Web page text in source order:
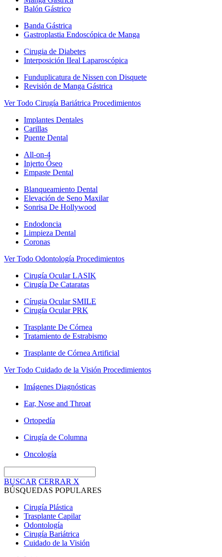
Balón Gástrico
Banda Gástrica
Gastroplastia Endoscópica de Manga
Cirugia de Diabetes
Interposición IIeal Laparoscópica
Funduplicatura de Nissen con Disquete
Revisión de Manga Gástrica
Ver Todo Cirugía Bariátrica Procedimientos
Implantes Dentales
Carillas
Puente Dental
All-on-4
Injerto Óseo
Empaste Dental
Blanqueamiento Dental
Elevación de Seno Maxilar
Sonrisa De Hollywood
Endodoncia
Limpieza Dental
Coronas
Ver Todo Odontología Procedimientos
Cirugía Ocular LASIK
Cirugía De Cataratas
Círugia Ocular SMILE
Cirugía Ocular PRK
Trasplante De Córnea
Tratamiento de Estrabismo
Trasplante de Córnea Artificial
Ver Todo Cuidado de la Visión Procedimientos
Imágenes Diagnósticas
Ear, Nose and Throat
Ortopedía
Cirugía de Columna
Oncología
BUSCAR CERRAR X
BÚSQUEDAS POPULARES
Cirugía Plástica
Trasplante Capilar
Odontología
Cirugía Bariátrica
Cuidado de la Visión